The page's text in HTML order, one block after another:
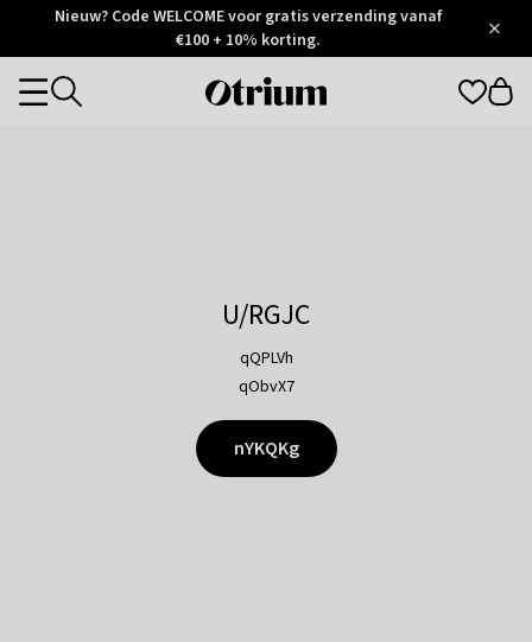
Otrium
Trustpilot
Nieuw? Code WELCOME voor gratis verzending vanaf
€100 + 10% korting.
Otrium
Categories
U/RGJC
qQPLVh
qObvX7
nYKQKg